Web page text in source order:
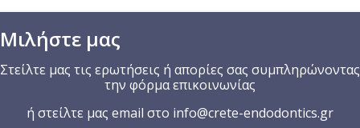
Μιλήστε μας
Στείλτε μας τις ερωτήσεις ή απορίες σας συμπληρώνοντας
την φόρμα επικοινωνίας
ή στείλτε μας email στο info@crete-endodontics.gr